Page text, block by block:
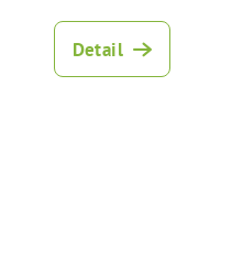
Detail